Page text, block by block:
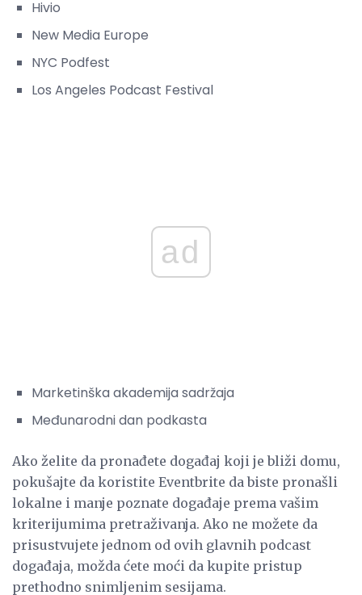
Hivio
New Media Europe
NYC Podfest
Los Angeles Podcast Festival
ad
Marketinška akademija sadržaja
Međunarodni dan podkasta
Ako želite da pronađete događaj koji je bliži domu,
pokušajte da koristite Eventbrite da biste pronašli
lokalne i manje poznate događaje prema vašim
kriterijumima pretraživanja. Ako ne možete da
prisustvujete jednom od ovih glavnih podcast
događaja, možda ćete moći da kupite pristup
prethodno snimljenim sesijama.